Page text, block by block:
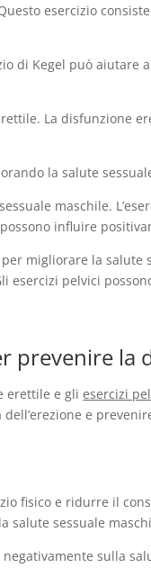
esercizio
di Kegel può
La disfunzione
la salute
maschile.
influire
migliorare la salute
esercizi pelvici
prevenire la
erettile e gliesercizi
e
fisico e ridurre il
salute sessuale
sulla